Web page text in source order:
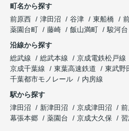
町名から探す
前原西
津田沼 谷津 東船橋
薬園台町
藤崎 飯山満町
駿河台
沿線から探す
総武線
総武本線 京成電鉄松戸線
京成千葉線
東葉高速鉄道 東武野
千葉都市モノレール
内房線
駅から探す
津田沼
新津田沼 京成津田沼
幕張本郷
薬園台 京成大久保